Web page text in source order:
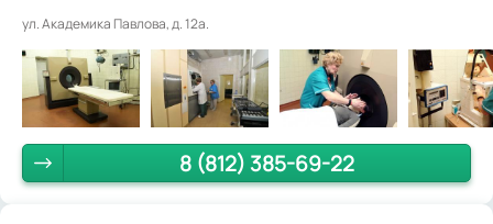
ул. Академика Павлова, д. 12а.
8 (812) 385-69-22